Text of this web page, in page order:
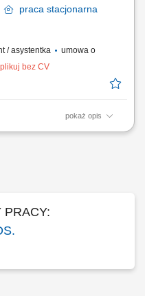
praca stacjonarna
/ asystentka
umowa o
bez CV
pokaż opis
procesów
PRACY: